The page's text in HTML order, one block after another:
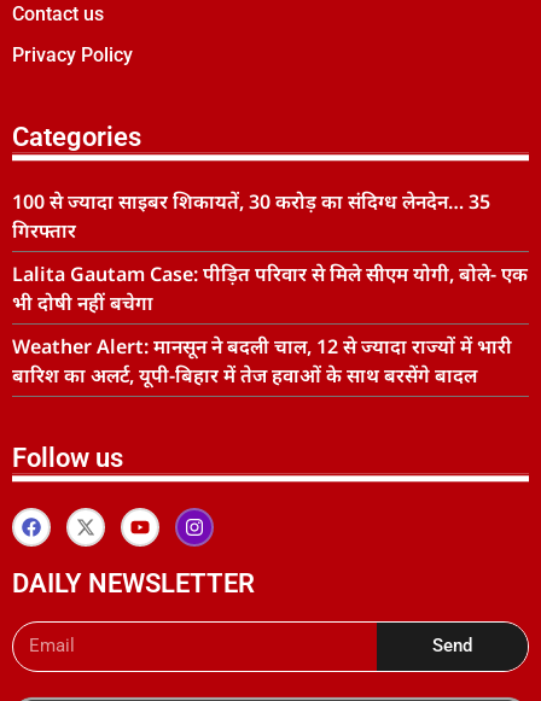
Contact us
Privacy Policy
Categories
100 से ज्यादा साइबर शिकायतें, 30 करोड़ का संदिग्ध लेनदेन… 35
गिरफ्तार
Lalita Gautam Case: पीड़ित परिवार से मिले सीएम योगी, बोले- एक
भी दोषी नहीं बचेगा
Weather Alert: मानसून ने बदली चाल, 12 से ज्यादा राज्यों में भारी
बारिश का अलर्ट, यूपी-बिहार में तेज हवाओं के साथ बरसेंगे बादल
Follow us
DAILY NEWSLETTER
Send